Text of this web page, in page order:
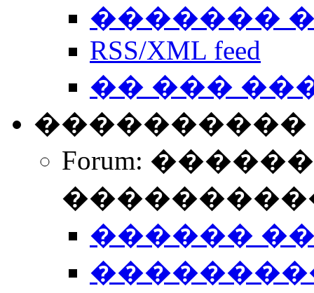
�������
RSS/XML feed
�� ���
����������
Forum:
������